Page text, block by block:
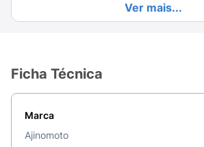
instantaneamente, ajudando a
acelerar a regeneração pós-treino.
Alta Concentração:
por dose.
9 Aminoácidos Essenciais:
completo que o corpo não
Ver mais...
Ficha Técnica
Marca
Ajinomoto